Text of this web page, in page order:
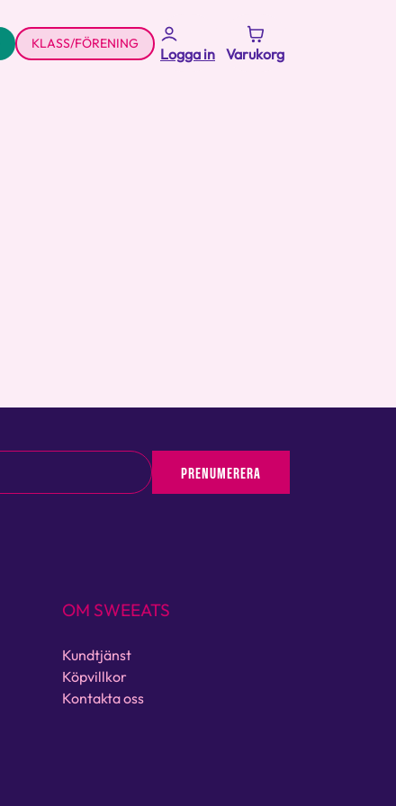
KLASS/FÖRENING
Logga in Varukorg
PRENUMERERA
OM SWEEATS
Kundtjänst
Köpvillkor
Kontakta oss